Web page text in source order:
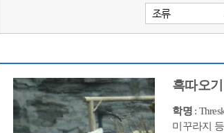
흑따오기
학명:
미꾸라지 등